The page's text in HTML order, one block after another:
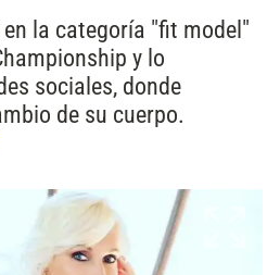
la categoría "fit model"
y lo
sociales, donde
de su cuerpo.